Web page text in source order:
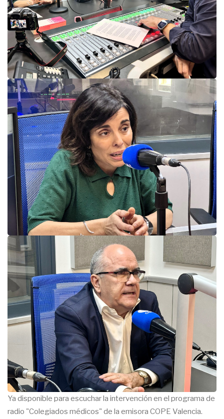
Ya disponible para escuchar la intervención en el programa de
radio "Colegiados médicos" de la emisora COPE Valencia.